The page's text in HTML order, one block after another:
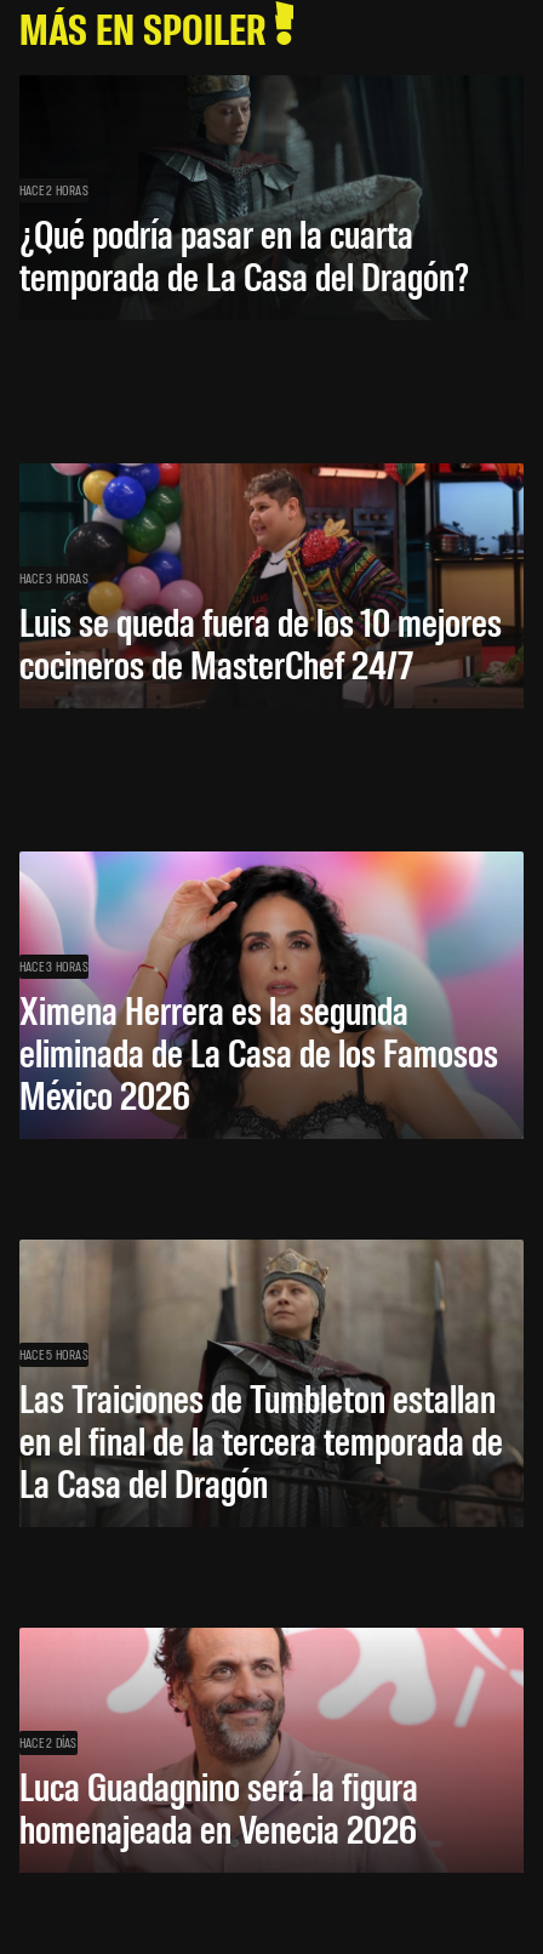
MÁS EN SPOILER
HACE 2 HORAS
¿Qué podría pasar en la cuarta
temporada de La Casa del Dragón?
HACE 3 HORAS
Luis se queda fuera de los 10 mejores
cocineros de MasterChef 24/7
HACE 3 HORAS
Ximena Herrera es la segunda
eliminada de La Casa de los Famosos
México 2026
HACE 5 HORAS
Las Traiciones de Tumbleton estallan
en el final de la tercera temporada de
La Casa del Dragón
HACE 2 DÍAS
Luca Guadagnino será la figura
homenajeada en Venecia 2026